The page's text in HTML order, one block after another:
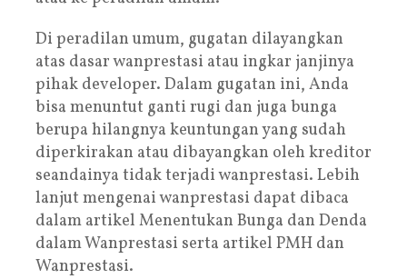
Di peradilan umum, gugatan dilayangkan
atas dasar wanprestasi atau ingkar janjinya
pihak developer. Dalam gugatan ini, Anda
bisa menuntut ganti rugi dan juga bunga
berupa hilangnya keuntungan yang sudah
diperkirakan atau dibayangkan oleh kreditor
seandainya tidak terjadi wanprestasi. Lebih
lanjut mengenai wanprestasi dapat dibaca
dalam artikel Menentukan Bunga dan Denda
dalam Wanprestasi serta artikel PMH dan
Wanprestasi.